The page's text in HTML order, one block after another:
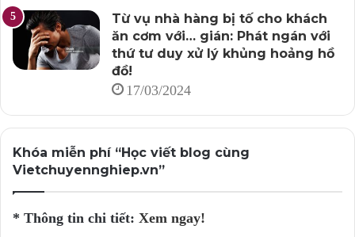
Từ vụ nhà hàng bị tố cho khách
ăn cơm với… gián: Phát ngán với
thứ tư duy xử lý khủng hoảng hồ
đồ!
17/03/2024
Khóa miễn phí “Học viết blog cùng
Vietchuyennghiep.vn”
* Thông tin chi tiết: Xem ngay!